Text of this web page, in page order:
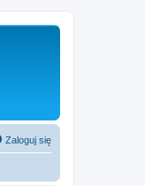
Zaloguj się